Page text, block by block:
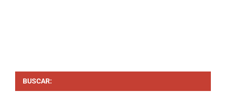
BUSCAR: